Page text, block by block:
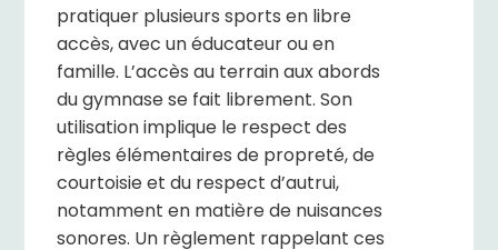
pratiquer plusieurs sports en libre
accès, avec un éducateur ou en
famille. L’accès au terrain aux abords
du gymnase se fait librement. Son
utilisation implique le respect des
règles élémentaires de propreté, de
courtoisie et du respect d’autrui,
notamment en matière de nuisances
sonores. Un règlement rappelant ces